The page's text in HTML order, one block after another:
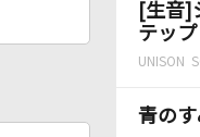
[生音]
テップ
UNISON
青の